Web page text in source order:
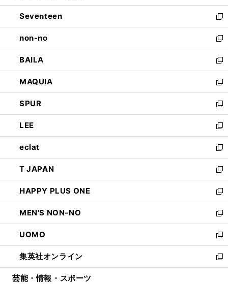
開
く
ウ
で
開
く
ン
ド
ウ
で
開
く
Seventeen
新
し
い
ウ
ィ
ン
ド
ウ
で
開
く
non-no
新
し
い
ウ
ィ
ン
ド
ウ
で
開
く
BAILA
新
し
い
ウ
ィ
ン
ド
ウ
で
開
く
MAQUIA
新
し
い
ウ
ィ
ン
ド
ウ
で
開
く
SPUR
新
し
い
ウ
ィ
ン
ド
ウ
で
開
く
LEE
新
し
い
ウ
ィ
ン
ド
ウ
で
開
く
eclat
新
し
い
ウ
ィ
ン
ド
ウ
で
開
く
T JAPAN
新
し
い
ウ
ィ
ン
ド
ウ
で
開
HAPPY PLUS ONE
新
し
い
ウ
ィ
ン
ド
ウ
MEN'S NON-NO
新
し
い
ウ
ィ
ン
UOMO
新
し
い
ウ
集英社オンライン
新
し
芸能・情報・スポーツ